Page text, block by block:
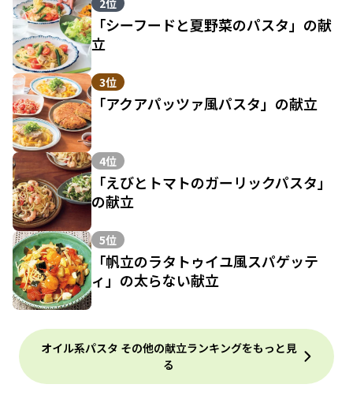
2位
「シーフードと夏野菜のパスタ」の献
立
3位
「アクアパッツァ風パスタ」の献立
4位
「えびとトマトのガーリックパスタ」
の献立
5位
「帆立のラタトゥイユ風スパゲッテ
ィ」の太らない献立
オイル系パスタ その他の献立ランキングをもっと見
る